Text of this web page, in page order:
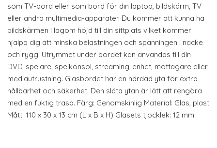
som TV-bord eller som bord för din laptop, bildskärm, TV
eller andra multimedia-apparater. Du kommer att kunna ha
bildskärmen i lagom höjd till din sittplats vilket kommer
hjälpa dig att minska belastningen och spänningen i nacke
och rygg. Utrymmet under bordet kan användas till din
DVD-spelare, spelkonsol, streaming-enhet, mottagare eller
mediautrustning. Glasbordet har en härdad yta för extra
hållbarhet och säkerhet. Den släta ytan är lätt att rengöra
med en fuktig trasa. Färg: Genomskinlig Material: Glas, plast
Mått: 110 x 30 x 13 cm (L x B x H) Glasets tjocklek: 12 mm